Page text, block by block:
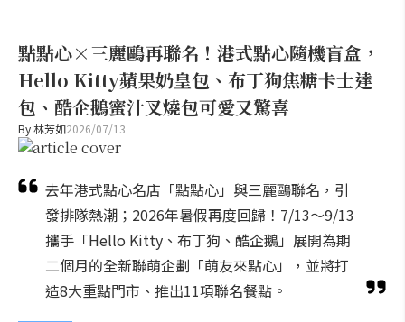
點點心×三麗鷗再聯名！港式點心隨機盲盒，
Hello Kitty蘋果奶皇包、布丁狗焦糖卡士達
包、酷企鵝蜜汁叉燒包可愛又驚喜
By林芳如2026/07/13
去年港式點心名店「點點心」與三麗鷗聯名，引
發排隊熱潮；2026年暑假再度回歸！7/13～9/13
攜手「Hello Kitty、布丁狗、酷企鵝」展開為期
二個月的全新聯萌企劃「萌友來點心」，並將打
造8大重點門市、推出11項聯名餐點。